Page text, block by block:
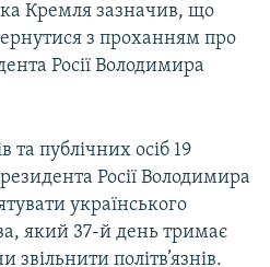
Кремля зазначив, що
з проханням про
Росії Володимира
та публічних осіб 19
Росії Володимира
українського
який 37-й день тримає
політв’язнів.